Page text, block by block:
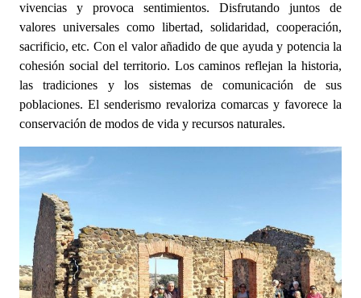
vivencias y provoca sentimientos. Disfrutando juntos de
valores universales como libertad, solidaridad, cooperación,
sacrificio, etc. Con el valor añadido de que ayuda y potencia la
cohesión social del territorio. Los caminos reflejan la historia,
las tradiciones y los sistemas de comunicación de sus
poblaciones. El senderismo revaloriza comarcas y favorece la
conservación de modos de vida y recursos naturales.